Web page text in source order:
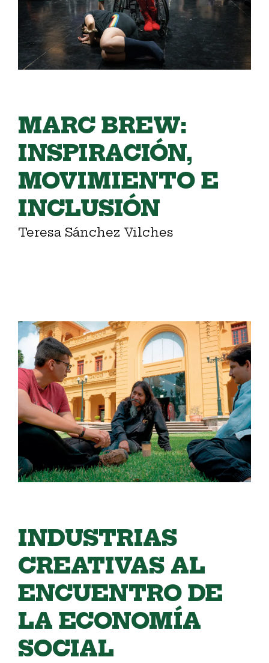
MARC BREW:
INSPIRACIÓN,
MOVIMIENTO E
INCLUSIÓN
Teresa Sánchez Vilches
INDUSTRIAS
CREATIVAS AL
ENCUENTRO DE
LA ECONOMÍA
SOCIAL